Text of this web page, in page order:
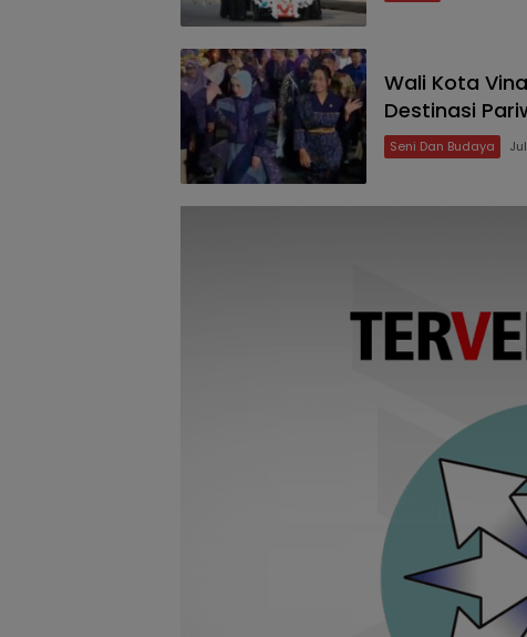
Wali Kota
Destinasi
Seni Dan Budaya